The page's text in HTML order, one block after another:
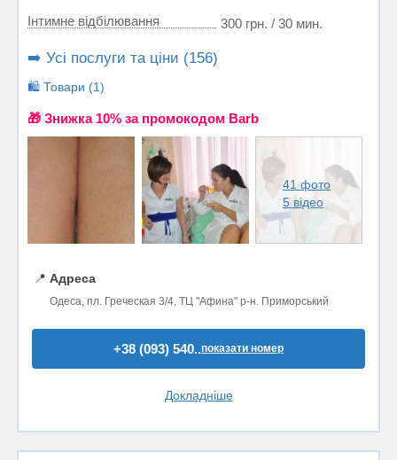
Інтимне відбілювання 300 грн. / 30 мин.
➡️ Усі послуги та ціни (156)
🛍️ Товари (1)
🎁 Знижка 10% за промокодом Barb
41 фото
5 відео
📍 Адреса
Одеса, пл. Греческая 3/4, ТЦ "Афина" р-н. Приморський
+38 (093) 540..показати номер
Докладніше